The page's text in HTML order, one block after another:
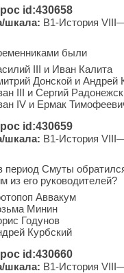
id:430658
шкала: B1-История
были
III и Иван Калита
Донской и Андрей
III и Сергий
IV и Ермак
id:430659
шкала: B1-История
период Смуты
из его руководителей?
Аввакум
Минин
Годунов
Курбский
id:430660
шкала: B1-История